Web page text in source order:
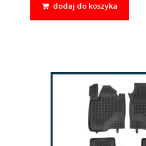
dodaj do koszyka